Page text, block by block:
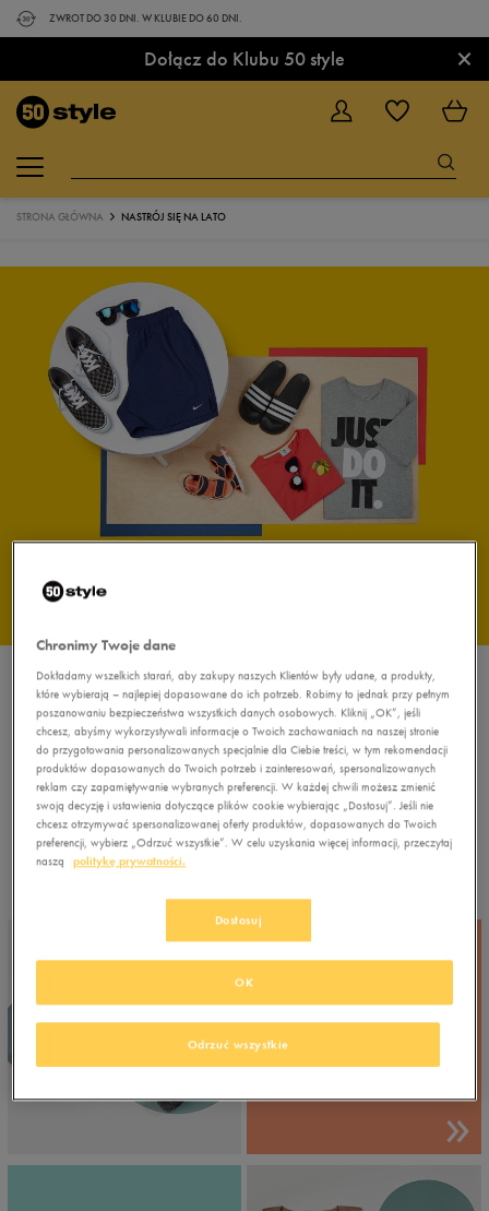
ZWROT DO 30 DNI. W KLUBIE DO 60 DNI.
Dołącz do Klubu 50 style ×
STRONA GŁÓWNA NASTRÓJ SIĘ NA LATO
SEZON LETNI
Coraz wyższe temperatury? Nastrój się na lato! Poznaj naszą kolekcję
obuwia, odzieży i akcesoriów, dzięki którym skomponujesz modny letni look.
W słonecznych miesiącach postaw na wygodę i styl, które pozwolą Ci cieszyć
się piękną pogodą. Sprawdź damską i męską ofertę t-shirtów i szortów od
najlepszych sportowych marek. Szukasz sprawdzonych, wygodnych
dziecięcych sandałów? Je również znajdziesz w letniej ofercie. Nie zapomnij
też o trendy okularach, przez które ujrzysz świat w kolorowych barwach! Twój
letni niezbędnik czeka w naszym sklepie online.
Chronimy Twoje dane
Dokładamy wszelkich starań, aby zakupy naszych Klientów były udane, a produkty,
które wybierają – najlepiej dopasowane do ich potrzeb. Robimy to jednak przy pełnym
poszanowaniu bezpieczeństwa wszystkich danych osobowych. Kliknij „OK”, jeśli
chcesz, abyśmy wykorzystywali informacje o Twoich zachowaniach na naszej stronie
do przygotowania personalizowanych specjalnie dla Ciebie treści, w tym rekomendacji
produktów dopasowanych do Twoich potrzeb i zainteresowań, spersonalizowanych
reklam czy zapamiętywanie wybranych preferencji. W każdej chwili możesz zmienić
swoją decyzję i ustawienia dotyczące plików cookie wybierając „Dostosuj”. Jeśli nie
chcesz otrzymywać spersonalizowanej oferty produktów, dopasowanych do Twoich
preferencji, wybierz „Odrzuć wszystkie”. W celu uzyskania więcej informacji, przeczytaj
naszą
politykę prywatności.
Dostosuj
Odrzuć wszystkie
OK